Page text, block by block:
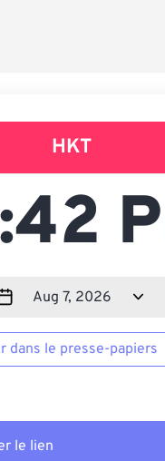
HKT
dans le presse-papiers
le lien